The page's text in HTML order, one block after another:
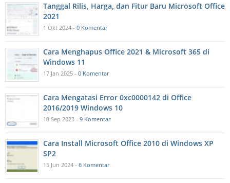
Tanggal Rilis, Harga, dan Fitur Baru Microsoft Office
2021
1 Okt 2024 - 0 Komentar
Cara Menghapus Office 2021 & Microsoft 365 di
Windows 11
17 Jan 2025 - 0 Komentar
Cara Mengatasi Error 0xc0000142 di Office
2016/2019 Windows 10
18 Sep 2023 - 9 Komentar
Cara Install Microsoft Office 2010 di Windows XP
SP2
15 Jun 2024 - 6 Komentar